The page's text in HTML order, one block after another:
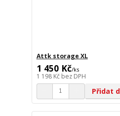
Attk storage XL
1 450 Kč/ks
1 198 Kč bez DPH
Přidat